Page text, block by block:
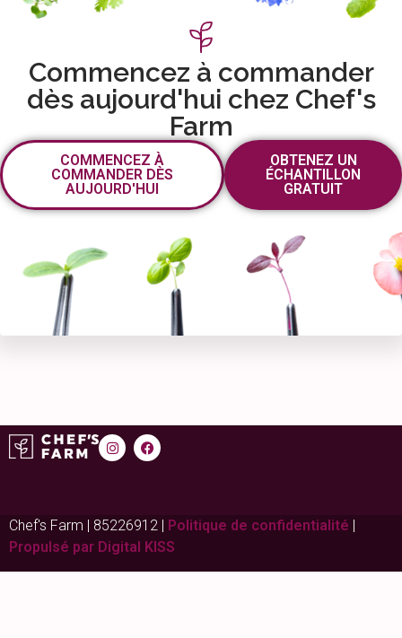
Commencez à commander
dès aujourd'hui chez Chef's
Farm
COMMENCEZ À
COMMANDER DÈS
AUJOURD'HUI
OBTENEZ UN
ÉCHANTILLON
GRATUIT
Chef's Farm | 85226912 | Politique de confidentialité
Propulsé par Digital KISS